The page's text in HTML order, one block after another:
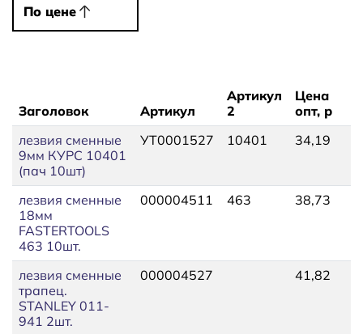
По цене
По цене
Заголовок Артикул
Артикул
2
Цена
опт, р
лезвия сменные
9мм КУРС 10401
(пач 10шт)
УТ0001527 10401 34,19
лезвия сменные
18мм
FASTERTOOLS
463 10шт.
000004511 463 38,73
лезвия сменные
трапец.
STANLEY 011-
941 2шт.
000004527 41,82